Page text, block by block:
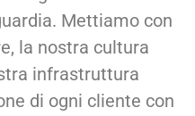
Mettiamo con
la nostra cultura
infrastruttura
di ogni cliente con